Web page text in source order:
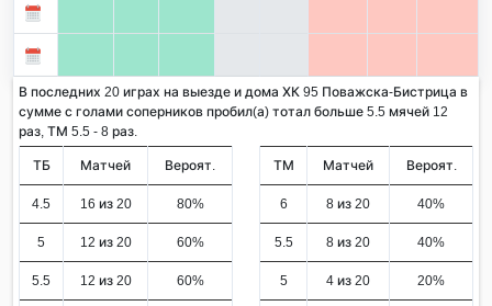
В последних 20 играх на выезде и дома ХК 95 Поважска-Бистрица в
сумме с голами соперников пробил(а) тотал больше 5.5 мячей 12
раз, ТМ 5.5 - 8 раз.
ТБ Матчей Вероят.
4.5 16 из 20 80%
5 12 из 20 60%
5.5 12 из 20 60%
ТМ Матчей Вероят.
6 8 из 20 40%
5.5 8 из 20 40%
5 4 из 20 20%